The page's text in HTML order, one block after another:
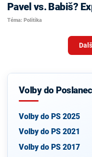
Pavel vs. Babiš?
Téma: Politika
Volby do
Volby do PS 2025
Volby do PS 2021
Volby do PS 2017